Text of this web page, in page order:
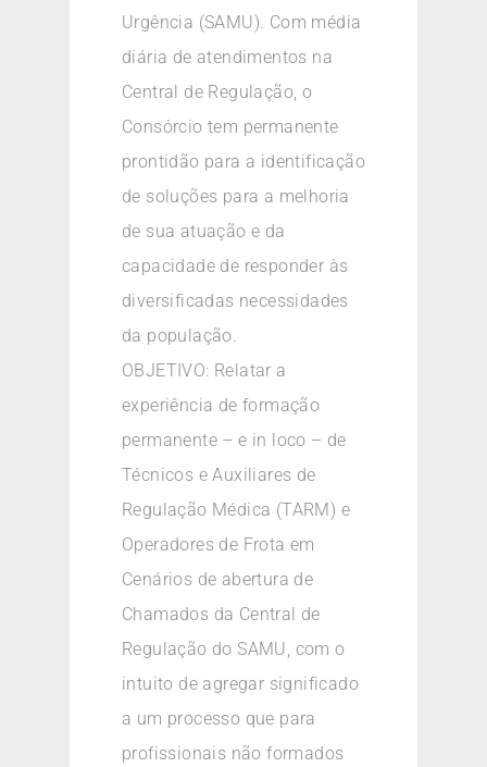
Urgência (SAMU). Com média
diária de atendimentos na
Central de Regulação, o
Consórcio tem permanente
prontidão para a identificação
de soluções para a melhoria
de sua atuação e da
capacidade de responder às
diversificadas necessidades
da população.
OBJETIVO: Relatar a
experiência de formação
permanente – e in loco – de
Técnicos e Auxiliares de
Regulação Médica (TARM) e
Operadores de Frota em
Cenários de abertura de
Chamados da Central de
Regulação do SAMU, com o
intuito de agregar significado
a um processo que para
profissionais não formados